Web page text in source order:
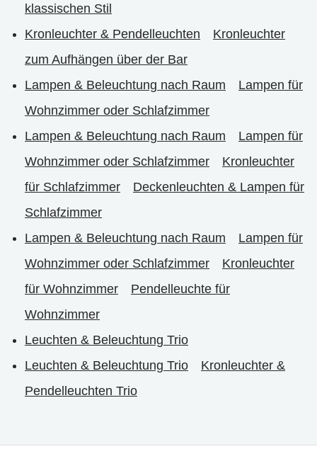
klassischen Stil
Kronleuchter & Pendelleuchten
Kronleuchter
zum Aufhängen über der Bar
Lampen & Beleuchtung nach Raum
Lampen für
Wohnzimmer oder Schlafzimmer
Lampen & Beleuchtung nach Raum
Lampen für
Wohnzimmer oder Schlafzimmer
Kronleuchter
für Schlafzimmer
Deckenleuchten & Lampen für
Schlafzimmer
Lampen & Beleuchtung nach Raum
Lampen für
Wohnzimmer oder Schlafzimmer
Kronleuchter
für Wohnzimmer
Pendelleuchte für
Wohnzimmer
Leuchten & Beleuchtung Trio
Leuchten & Beleuchtung Trio
Kronleuchter &
Pendelleuchten Trio